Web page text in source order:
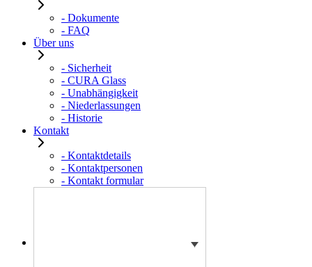
- Dokumente
- FAQ
Über uns
- Sicherheit
- CURA Glass
- Unabhängigkeit
- Niederlassungen
- Historie
Kontakt
- Kontaktdetails
- Kontaktpersonen
- Kontakt formular